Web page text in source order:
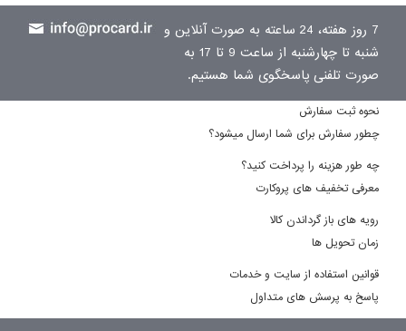
7 روز هفته، 24 ساعته به صورت آنلاین و
شنبه تا چهارشنبه از ساعت 9 تا 17 به
صورت تلفنی پاسخگوی شما هستیم.
نحوه ثبت سفارش
چطور سفارش برای شما ارسال میشود؟
چه طور هزینه را پرداخت کنید؟
معرفی تخفیف های پروکارت
رویه های باز گرداندن کالا
زمان تحویل ها
قوانین استفاده از سایت و خدمات
پاسخ به پرسش های متداول